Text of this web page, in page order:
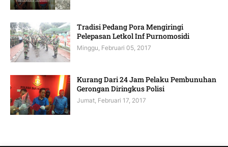
Tradisi Pedang Pora Mengiringi
Pelepasan Letkol Inf Purnomosidi
Minggu, Februari 05, 2017
Kurang Dari 24 Jam Pelaku Pembunuhan
Gerongan Diringkus Polisi
Jumat, Februari 17, 2017